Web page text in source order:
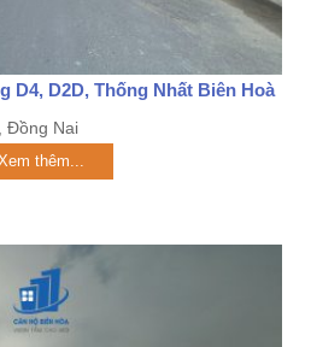
D4, D2D, Thống Nhất Biên Hoà
Đồng Nai
thêm...